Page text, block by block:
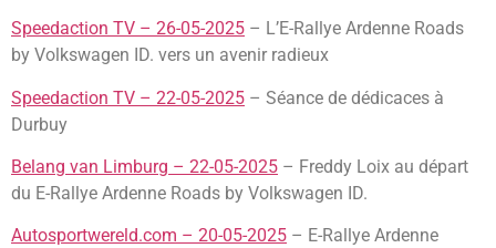
Speedaction TV – 26-05-2025 – L’E-Rallye Ardenne Roads
by Volkswagen ID. vers un avenir radieux
Speedaction TV – 22-05-2025 – Séance de dédicaces à
Durbuy
Belang van Limburg – 22-05-2025 – Freddy Loix au départ
du E-Rallye Ardenne Roads by Volkswagen ID.
Autosportwereld.com – 20-05-2025 – E-Rallye Ardenne